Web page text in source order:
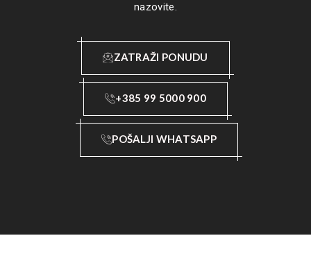
nazovite.
ZATRAŽI PONUDU
+385 99 5000 900
POŠALJI WHATSAPP